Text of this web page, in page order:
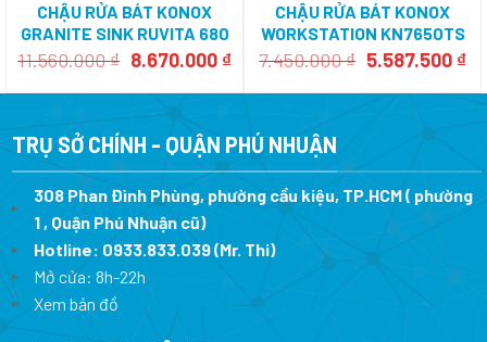
CHẬU RỬA BÁT KONOX
GRANITE SINK RUVITA 680
– WHITE SILVER
11.560.000₫ Giá
là:
8.670.000 ₫Giá
tại
8.670.000 ₫.
CHẬU RỬA BÁT KONOX
WORKSTATION KN7650TS
7.450.000₫ Giá
là:
5.587.500 ₫
tại
TRỤ SỞ CHÍNH - QUẬN PHÚ NHUẬN
308 Phan Đình Phùng, phường cầu kiệu, TP.HCM ( phường
1 , Quận Phú Nhuận cũ)
Hotline: 0933.833.039(Mr. Thi)
Mở cửa: 8h-22h
Xem bản đồ